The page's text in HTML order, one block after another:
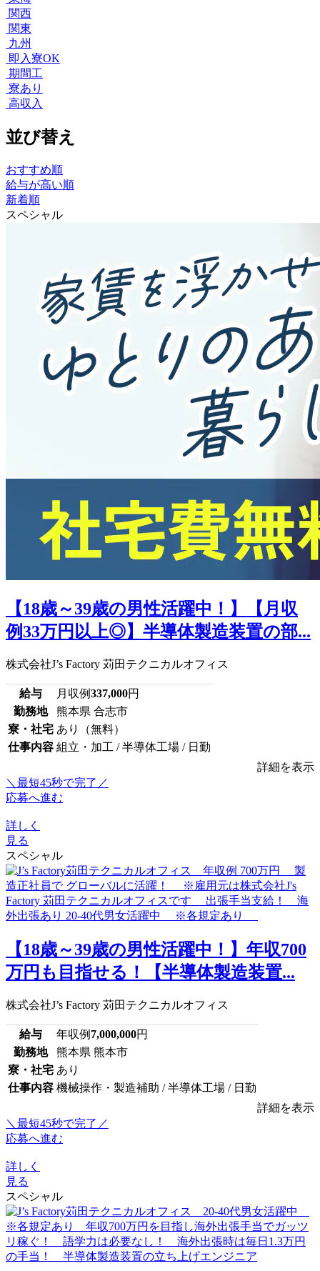
関西
関東
九州
即入寮OK
期間工
寮あり
高収入
並び替え
おすすめ順
給与が高い順
新着順
スペシャル
【18歳～39歳の男性活躍中！】【月収
例33万円以上◎】半導体製造装置の部...
株式会社J’s Factory 苅田テクニカルオフィス
給与 月収例337,000円
勤務地
熊本県 合志市
寮・社宅 あり（無料）
仕事内容 組立・加工 / 半導体工場 / 日勤
詳細を表示
＼最短45秒で完了／
応募へ進む
詳しく
見る
スペシャル
【18歳～39歳の男性活躍中！】年収700
万円も目指せる！【半導体製造装置...
株式会社J’s Factory 苅田テクニカルオフィス
給与 年収例 7,000,000円
勤務地
熊本県 熊本市
寮・社宅 あり
仕事内容 機械操作・製造補助 / 半導体工場 / 日勤
詳細を表示
＼最短45秒で完了／
応募へ進む
詳しく
見る
スペシャル